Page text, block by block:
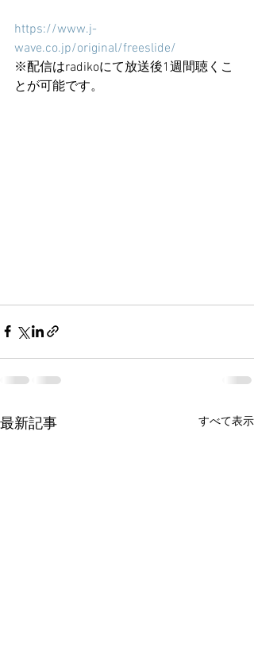
https://www.j-
wave.co.jp/original/freeslide/
※配信はradikoにて放送後1週間聴くこ
とが可能です。
最新記事 すべて表示